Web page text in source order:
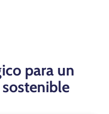
para un